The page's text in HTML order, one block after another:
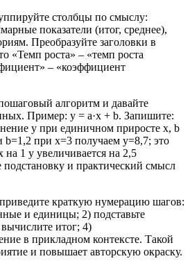
столбцы по смыслу:
показатели (итог, среднее),
Преобразуйте заголовки в
«Темп роста» – «темп роста
– «коэффициент
алгоритм и давайте
Пример: y = a·x + b. Запишите:
y при единичном приросте x, b
при x=3 получаем y=8,7; это
на 1 y увеличивается на 2,5
и практический смысл
краткую нумерацию шагов:
и единицы; 2) подставьте
итог; 4)
в прикладном контексте. Такой
и повышает авторскую окраску.